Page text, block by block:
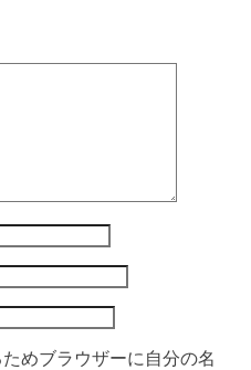
めブラウザーに自分の名